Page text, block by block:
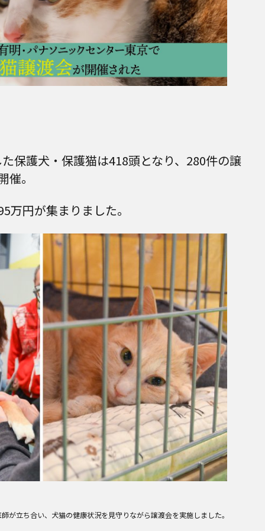
保護犬・保護猫は418頭となり、280件の譲
。
円が集まりました。
立ち合い、犬猫の健康状況を見守りながら譲渡会を実施しました。